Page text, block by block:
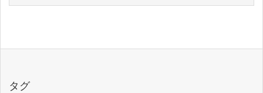
タグ